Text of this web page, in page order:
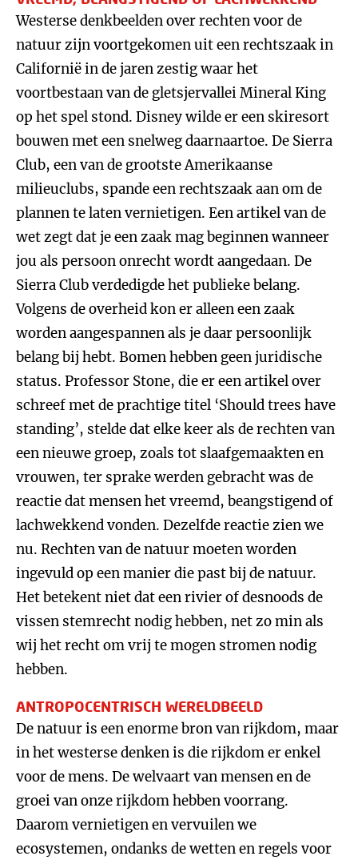
Westerse denkbeelden over rechten voor de
natuur zijn voortgekomen uit een rechtszaak in
Californië in de jaren zestig waar het
voortbestaan van de gletsjervallei Mineral King
op het spel stond. Disney wilde er een skiresort
bouwen met een snelweg daarnaartoe. De Sierra
Club, een van de grootste Amerikaanse
milieuclubs, spande een rechtszaak aan om de
plannen te laten vernietigen. Een artikel van de
wet zegt dat je een zaak mag beginnen wanneer
jou als persoon onrecht wordt aangedaan. De
Sierra Club verdedigde het publieke belang.
Volgens de overheid kon er alleen een zaak
worden aangespannen als je daar persoonlijk
belang bij hebt. Bomen hebben geen juridische
status. Professor Stone, die er een artikel over
schreef met de prachtige titel ‘Should trees have
standing’, stelde dat elke keer als de rechten van
een nieuwe groep, zoals tot slaafgemaakten en
vrouwen, ter sprake werden gebracht was de
reactie dat mensen het vreemd, beangstigend of
lachwekkend vonden. Dezelfde reactie zien we
nu. Rechten van de natuur moeten worden
ingevuld op een manier die past bij de natuur.
Het betekent niet dat een rivier of desnoods de
vissen stemrecht nodig hebben, net zo min als
wij het recht om vrij te mogen stromen nodig
hebben.
ANTROPOCENTRISCH WERELDBEELD
De natuur is een enorme bron van rijkdom, maar
in het westerse denken is die rijkdom er enkel
voor de mens. De welvaart van mensen en de
groei van onze rijkdom hebben voorrang.
Daarom vernietigen en vervuilen we
ecosystemen, ondanks de wetten en regels voor